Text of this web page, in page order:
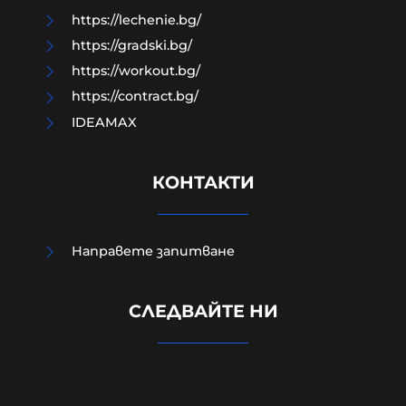
Военни обезвредиха 105-
https://lechenie.bg/
https://gradski.bg/
https://workout.bg/
https://contract.bg/
IDEAMAX
КОНТАКТИ
Направете запитване
СЛЕДВАЙТЕ НИ